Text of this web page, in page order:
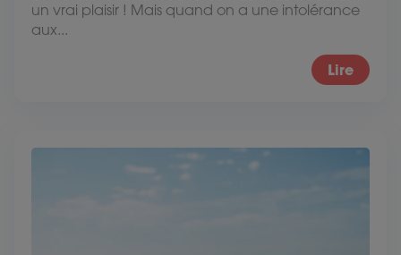
un vrai plaisir ! Mais quand on a une intolérance
aux...
Lire